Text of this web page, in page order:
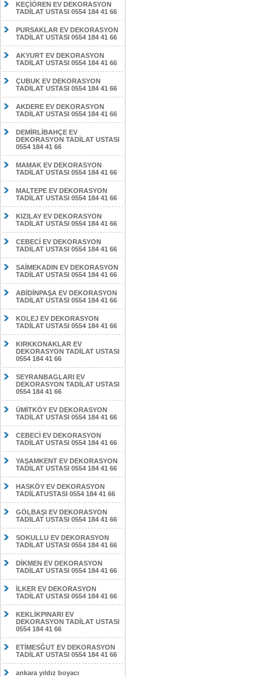
KEÇİÖREN EV DEKORASYON
TADİLAT USTASI 0554 184 41 66
PURSAKLAR EV DEKORASYON
TADİLAT USTASI 0554 184 41 66
AKYURT EV DEKORASYON
TADİLAT USTASI 0554 184 41 66
ÇUBUK EV DEKORASYON
TADİLAT USTASI 0554 184 41 66
AKDERE EV DEKORASYON
TADİLAT USTASI 0554 184 41 66
DEMİRLİBAHÇE EV
DEKORASYON TADİLAT USTASI
0554 184 41 66
MAMAK EV DEKORASYON
TADİLAT USTASI 0554 184 41 66
MALTEPE EV DEKORASYON
TADİLAT USTASI 0554 184 41 66
KIZILAY EV DEKORASYON
TADİLAT USTASI 0554 184 41 66
CEBECİ EV DEKORASYON
TADİLAT USTASI 0554 184 41 66
SAİMEKADIN EV DEKORASYON
TADİLAT USTASI 0554 184 41 66
ABİDİNPAŞA EV DEKORASYON
TADİLAT USTASI 0554 184 41 66
KOLEJ EV DEKORASYON
TADİLAT USTASI 0554 184 41 66
KIRKKONAKLAR EV
DEKORASYON TADİLAT USTASI
0554 184 41 66
SEYRANBAGLARI EV
DEKORASYON TADİLAT USTASI
0554 184 41 66
ÜMİTKÖY EV DEKORASYON
TADİLAT USTASI 0554 184 41 66
CEBECİ EV DEKORASYON
TADİLAT USTASI 0554 184 41 66
YAŞAMKENT EV DEKORASYON
TADİLAT USTASI 0554 184 41 66
HASKÖY EV DEKORASYON
TADİLATUSTASI 0554 184 41 66
GÖLBAŞI EV DEKORASYON
TADİLAT USTASI 0554 184 41 66
SOKULLU EV DEKORASYON
TADİLAT USTASI 0554 184 41 66
DİKMEN EV DEKORASYON
TADİLAT USTASI 0554 184 41 66
İLKER EV DEKORASYON
TADİLAT USTASI 0554 184 41 66
KEKLİKPINARI EV
DEKORASYON TADİLAT USTASI
0554 184 41 66
ETİMESĞUT EV DEKORASYON
TADİLAT USTASI 0554 184 41 66
ankara yıldız boyacı